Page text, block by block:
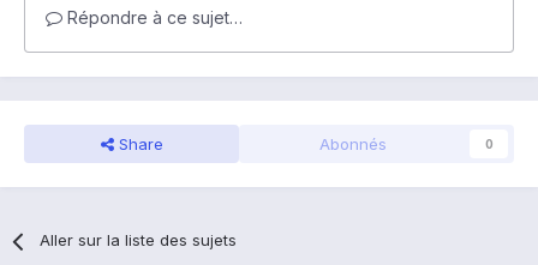
Répondre à ce sujet…
Share Abonnés 0
Aller sur la liste des sujets